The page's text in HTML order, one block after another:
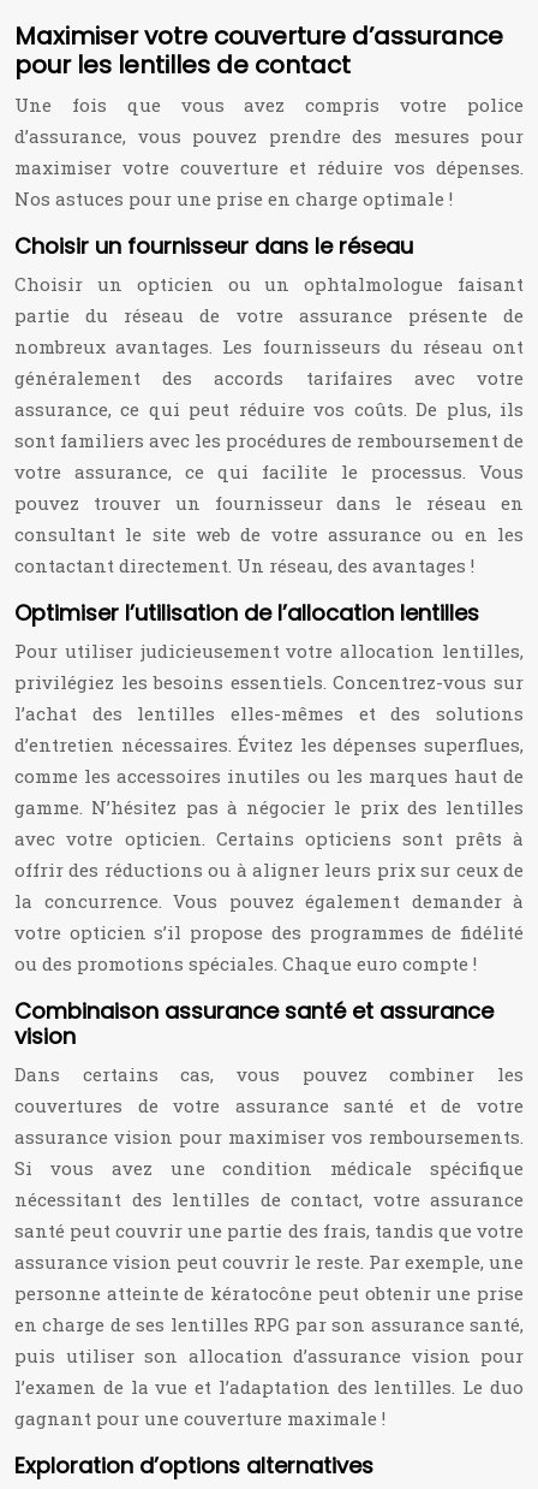
Maximiser votre couverture d’assurance
pour les lentilles de contact
Une fois que vous avez compris votre police
d’assurance, vous pouvez prendre des mesures pour
maximiser votre couverture et réduire vos dépenses.
Nos astuces pour une prise en charge optimale !
Choisir un fournisseur dans le réseau
Choisir un opticien ou un ophtalmologue faisant
partie du réseau de votre assurance présente de
nombreux avantages. Les fournisseurs du réseau ont
généralement des accords tarifaires avec votre
assurance, ce qui peut réduire vos coûts. De plus, ils
sont familiers avec les procédures de remboursement de
votre assurance, ce qui facilite le processus. Vous
pouvez trouver un fournisseur dans le réseau en
consultant le site web de votre assurance ou en les
contactant directement. Un réseau, des avantages !
Optimiser l’utilisation de l’allocation lentilles
Pour utiliser judicieusement votre allocation lentilles,
privilégiez les besoins essentiels. Concentrez-vous sur
l’achat des lentilles elles-mêmes et des solutions
d’entretien nécessaires. Évitez les dépenses superflues,
comme les accessoires inutiles ou les marques haut de
gamme. N’hésitez pas à négocier le prix des lentilles
avec votre opticien. Certains opticiens sont prêts à
offrir des réductions ou à aligner leurs prix sur ceux de
la concurrence. Vous pouvez également demander à
votre opticien s’il propose des programmes de fidélité
ou des promotions spéciales. Chaque euro compte !
Combinaison assurance santé et assurance
vision
Dans certains cas, vous pouvez combiner les
couvertures de votre assurance santé et de votre
assurance vision pour maximiser vos remboursements.
Si vous avez une condition médicale spécifique
nécessitant des lentilles de contact, votre assurance
santé peut couvrir une partie des frais, tandis que votre
assurance vision peut couvrir le reste. Par exemple, une
personne atteinte de kératocône peut obtenir une prise
en charge de ses lentilles RPG par son assurance santé,
puis utiliser son allocation d’assurance vision pour
l’examen de la vue et l’adaptation des lentilles. Le duo
gagnant pour une couverture maximale !
Exploration d’options alternatives